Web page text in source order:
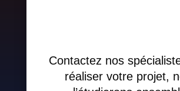
Contactez nos
réaliser votre projet,